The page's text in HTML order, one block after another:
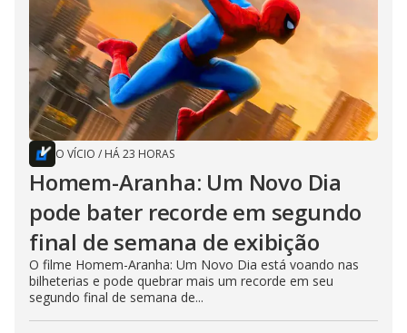
O VÍCIO / HÁ 23 HORAS
Homem-Aranha: Um Novo Dia
pode bater recorde em segundo
final de semana de exibição
O filme Homem-Aranha: Um Novo Dia está voando nas
bilheterias e pode quebrar mais um recorde em seu
segundo final de semana de...